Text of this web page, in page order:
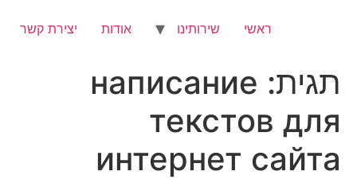
ראשי שירותינו אודות יצירת קשר
תגית: написание
текстов для
интернет сайта